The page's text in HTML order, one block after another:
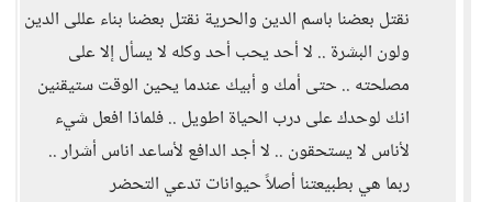
نقتل بعضنا باسم الدين والحرية نقتل بعضنا بناء عللى الدين
ولون البشرة .. لا أحد يحب أحد وكله لا يسأل إلا على
مصلحته .. حتى أمك و أبيك عندما يحين الوقت ستيقنين
انك لوحدك على درب الحياة اطويل .. فلماذا افعل شيء
لأناس لا يستحقون .. لا أجد الدافع لأساعد اناس أشرار ..
ربما هي بطبيعتنا أصلاً حيوانات تدعي التحضر